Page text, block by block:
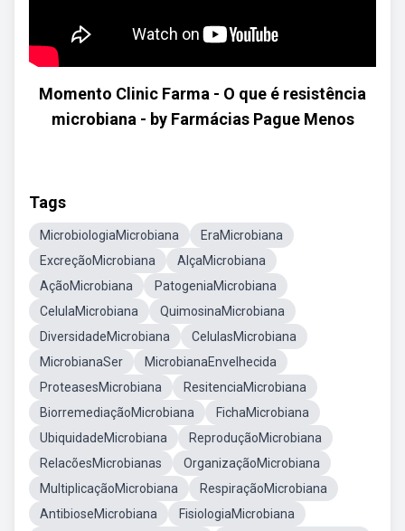
Momento Clinic Farma - O que é resistência
microbiana - by Farmácias Pague Menos
Tags
MicrobiologiaMicrobiana
EraMicrobiana
ExcreçãoMicrobiana
AlçaMicrobiana
AçãoMicrobiana
PatogeniaMicrobiana
CelulaMicrobiana
QuimosinaMicrobiana
DiversidadeMicrobiana
CelulasMicrobiana
MicrobianaSer
MicrobianaEnvelhecida
ProteasesMicrobiana
ResitenciaMicrobiana
BiorremediaçãoMicrobiana
FichaMicrobiana
UbiquidadeMicrobiana
ReproduçãoMicrobiana
RelacõesMicrobianas
OrganizaçãoMicrobiana
MultiplicaçãoMicrobiana
RespiraçãoMicrobiana
AntibioseMicrobiana
FisiologiaMicrobiana